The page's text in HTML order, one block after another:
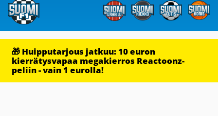
🎁 Huipputarjous jatkuu: 10 euron
kierrätysvapaa megakierros Reactoonz-
peliin - vain 1 eurolla!